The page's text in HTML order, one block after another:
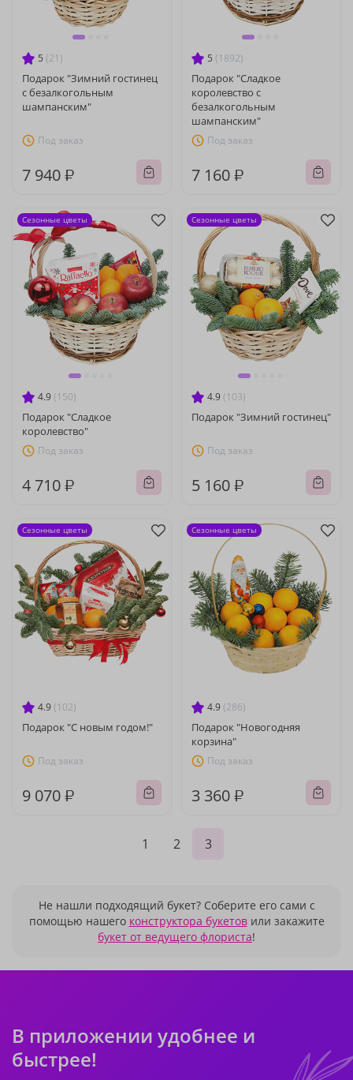
5 (21)
Подарок "Зимний гостинец
с безалкогольным
шампанским"
Под заказ
7 940 ₽
5 (1892)
Подарок "Сладкое
королевство с
безалкогольным
шампанским"
Под заказ
7 160 ₽
4.9 (150)
Подарок "Сладкое
королевство"
Под заказ
4 710 ₽
Сезонные цветы
4.9 (103)
Подарок "Зимний гостинец"
Под заказ
5 160 ₽
Сезонные цветы
4.9 (102)
Подарок "С новым годом!"
Под заказ
9 070 ₽
Сезонные цветы
4.9 (286)
Подарок "Новогодняя
корзина"
Под заказ
3 360 ₽
Сезонные цветы
1 2 3
Не нашли подходящий букет? Соберите его сами с
помощью нашего конструктора букетовили закажите
букет от ведущего флориста!
В приложении удобнее и
быстрее!